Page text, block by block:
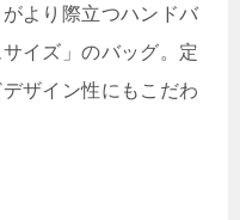
より際立つハンドバ
イズ」のバッグ。定
ザイン性にもこだわ